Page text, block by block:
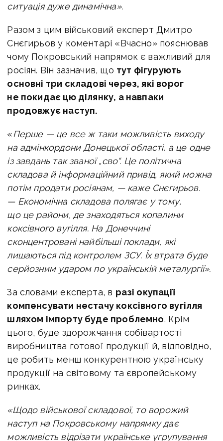
ситуація дуже динамічна».
Разом з цим військовий експерт Дмитро
Снєгирьов у коментарі «Вчасно» пояснював
чому Покровський напрямок є важливий для
росіян. Він зазначив, що тут фігурують
основні три складові через, які ворог
не покидає цю ділянку, а навпаки
продовжує наступ.
«Перше — це все ж таки можливість виходу
на адмінкордони Донецької області, а це одне
із завдань так званої „сво“. Це політична
складова й інформаційний привід, який можна
потім продати росіянам, — каже Снєгирьов.
— Економічна складова полягає у тому,
що це райони, де знаходяться копалини
коксівного вугілля. На Донеччині
сконцентровані найбільші поклади, які
лишаються під контролем ЗСУ. Їх втрата буде
серйозним ударом по українській металургії».
За словами експерта, в разі окупації
компенсувати нестачу коксівного вугілля
шляхом імпорту буде проблемно. Крім
цього, буде здорожчання собівартості
виробництва готової продукції й, відповідно,
це робить менш конкурентною українську
продукції на світовому та європейському
ринках.
«Щодо військової складової, то ворожий
наступ на Покровському напрямку дає
можливість відрізати українське угрупування